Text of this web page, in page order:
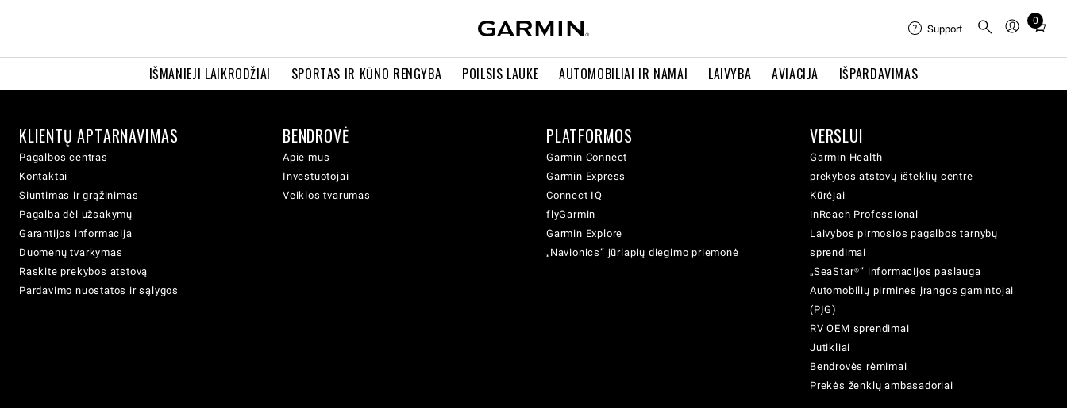
IŠMANIEJI LAIKRODŽIAI SPORTAS IR KŪNO RENGYBA POILSIS LAUKE AUTOMOBILIAI IR NAMAI LAIVYBA AVIACIJA IŠPARDAVIMAS
Support
0
Total
cart:
KLIENTŲ APTARNAVIMAS
Pagalbos centras
Kontaktai
Siuntimas ir grąžinimas
Pagalba dėl užsakymų
Garantijos informacija
Duomenų tvarkymas
Raskite prekybos atstovą
Pardavimo nuostatos ir sąlygos
BENDROVĖ
Apie mus
Investuotojai
Veiklos tvarumas
PLATFORMOS
Garmin Connect
Garmin Express
Connect IQ
flyGarmin
Garmin Explore
„Navionics“ jūrlapių diegimo priemonė
VERSLUI
Garmin Health
prekybos atstovų išteklių centre
Kūrėjai
inReach Professional
Laivybos pirmosios pagalbos tarnybų
sprendimai
„SeaStar®“ informacijos paslauga
Automobilių pirminės įrangos gamintojai
(PĮG)
RV OEM sprendimai
Jutikliai
Bendrovės rėmimai
Prekės ženklų ambasadoriai